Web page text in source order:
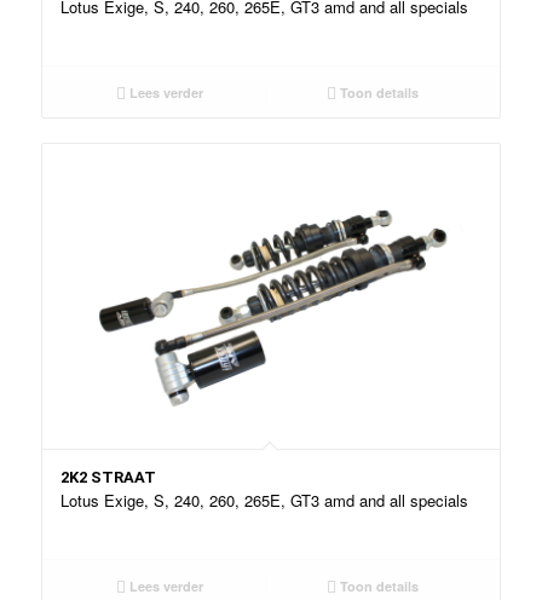
Lotus Exige, S, 240, 260, 265E, GT3 amd and all specials
Lees verder Toon details
2K2 STRAAT
Lotus Exige, S, 240, 260, 265E, GT3 amd and all specials
Lees verder Toon details